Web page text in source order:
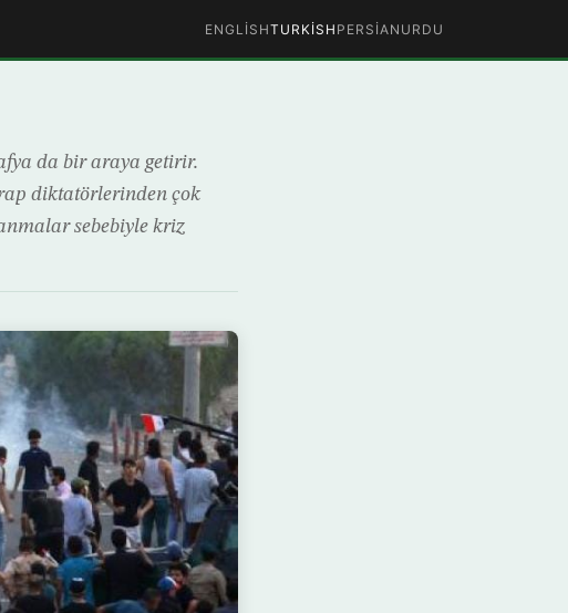
ENGLISHTURKISH PERSIAN URDU
da bir araya getirir.
diktatörlerinden çok
sebebiyle kriz